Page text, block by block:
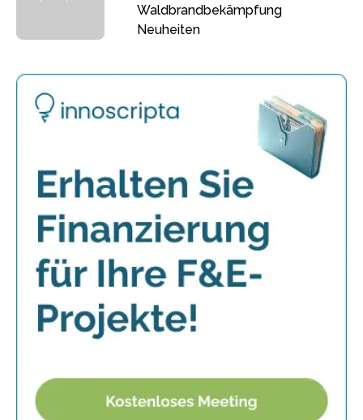
Waldbrandbekämpfung
Neuheiten